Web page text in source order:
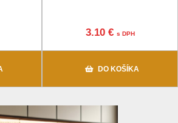
3.10 € s DPH
DO KOŠÍKA